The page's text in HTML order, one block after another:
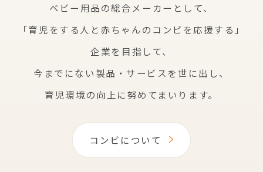
ベビー用品の総合メーカーとして、
「育児をする人と赤ちゃんのコンビを応援する」
企業を 目指して、
今までにない製品・サービスを世に出し、
育児環境の向上に努めてまいります。
コンビについて